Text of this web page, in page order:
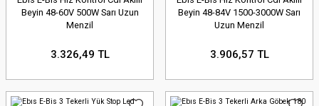
Beyin 48-60V 500W Sarı Uzun
Menzil
3.326,49 TL
Beyin 48-84V 1500-3000W Sarı
Uzun Menzil
3.906,57 TL